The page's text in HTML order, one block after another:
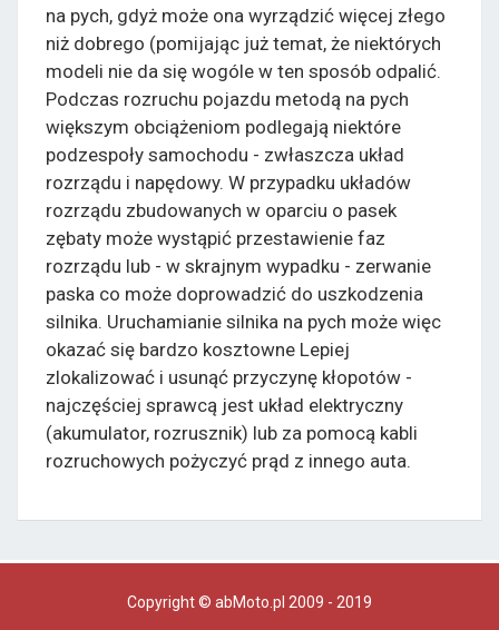
na pych, gdyż może ona wyrządzić więcej złego
niż dobrego (pomijając już temat, że niektórych
modeli nie da się wogóle w ten sposób odpalić.
Podczas rozruchu pojazdu metodą na pych
większym obciążeniom podlegają niektóre
podzespoły samochodu - zwłaszcza układ
rozrządu i napędowy. W przypadku układów
rozrządu zbudowanych w oparciu o pasek
zębaty może wystąpić przestawienie faz
rozrządu lub - w skrajnym wypadku - zerwanie
paska co może doprowadzić do uszkodzenia
silnika. Uruchamianie silnika na pych może więc
okazać się bardzo kosztowne Lepiej
zlokalizować i usunąć przyczynę kłopotów -
najczęściej sprawcą jest układ elektryczny
(akumulator, rozrusznik) lub za pomocą kabli
rozruchowych pożyczyć prąd z innego auta.
Copyright © abMoto.pl 2009 - 2019